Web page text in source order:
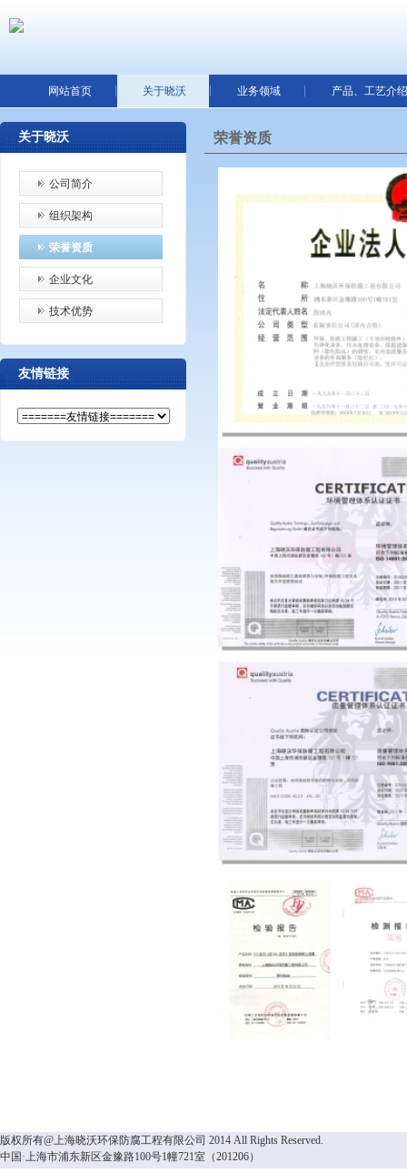
网站首页 关于晓沃 业务领域 产品、工艺介绍
关于晓沃
公司简介
组织架构
荣誉资质
企业文化
技术优势
友情链接
荣誉资质
版权所有@上海晓沃环保防腐工程有限公司 2014 All Rights Reserved.
中国·上海市浦东新区金豫路100号1幢721室（201206）